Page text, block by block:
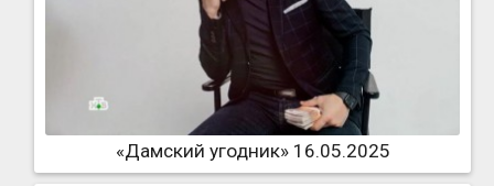
«Дамский угодник» 16.05.2025